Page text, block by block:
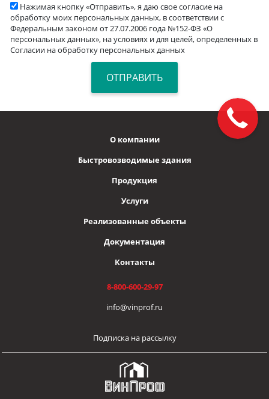
Нажимая кнопку «Отправить», я даю свое согласие на
обработку моих персональных данных, в соответствии с
Федеральным законом от 27.07.2006 года №152-ФЗ «О
персональных данных», на условиях и для целей, определенных в
Согласии на обработку персональных данных
О компании
Быстровозводимые здания
Продукция
Услуги
Реализованные объекты
Документация
Контакты
8-800-600-29-97
info@vinprof.ru
Подписка на рассылку